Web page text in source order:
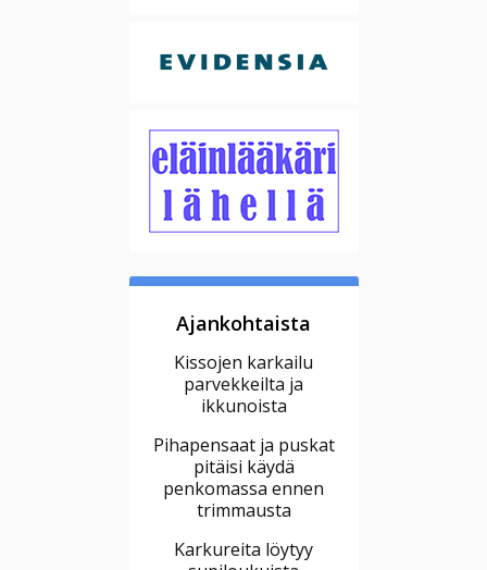
Ajankohtaista
Kissojen karkailu
parvekkeilta ja
ikkunoista
Pihapensaat ja puskat
pitäisi käydä
penkomassa ennen
trimmausta
Karkureita löytyy